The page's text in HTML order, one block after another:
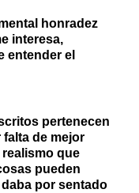
honradez
interesa,
entender el
pertenecen
de mejor
que
pueden
por sentado